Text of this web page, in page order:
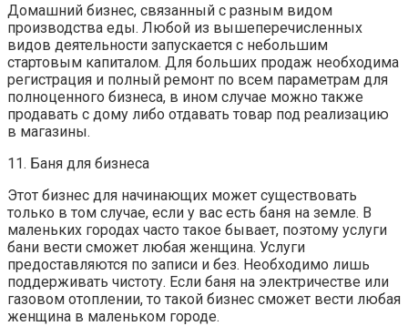
Домашний бизнес, связанный с разным видом
производства еды. Любой из вышеперечисленных
видов деятельности запускается с небольшим
стартовым капиталом. Для больших продаж необходима
регистрация и полный ремонт по всем параметрам для
полноценного бизнеса, в ином случае можно также
продавать с дому либо отдавать товар под реализацию
в магазины.
11. Баня для бизнеса
Этот бизнес для начинающих может существовать
только в том случае, если у вас есть баня на земле. В
маленьких городах часто такое бывает, поэтому услуги
бани вести сможет любая женщина. Услуги
предоставляются по записи и без. Необходимо лишь
поддерживать чистоту. Если баня на электричестве или
газовом отоплении, то такой бизнес сможет вести любая
женщина в маленьком городе.